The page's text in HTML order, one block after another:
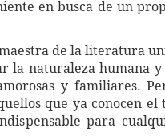
en busca de un
de la literatura
naturaleza humana y
y familiares.
que ya conocen el
para